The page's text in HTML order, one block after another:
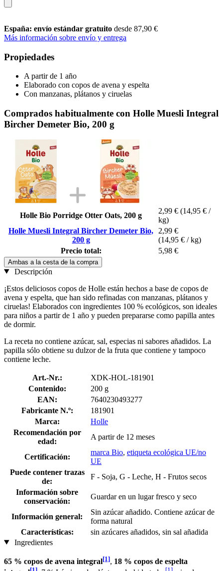
España: envío estándar gratuito desde 87,90 €
Más información sobre envío y entrega
Propiedades
A partir de 1 año
Elaborado con copos de avena y espelta
Con manzanas, plátanos y ciruelas
Comprados habitualmente con Holle Muesli Integral
Bircher Demeter Bio, 200 g
Holle Bio Porridge Otter Oats, 200 g
2,99 € (14,95 € /
kg)
Holle Muesli Integral Bircher Demeter Bio,
200 g
2,99 €
(14,95 € / kg)
Precio total:
5,98 €
Ambas a la cesta de la compra
Descripción
¡Estos deliciosos copos de Holle están hechos a base de copos de
avena y espelta, que han sido refinadas con manzanas, plátanos y
ciruelas! Elaborados con ingredientes 100 % ecológicos, son ideales
para niños a partir de 1 año y pueden prepararse como papilla antes
de dormir.
La receta no contiene azúcar, sal, especias ni sabores añadidos. La
papilla sólo obtiene su dulzor de la fruta que contiene y tampoco
contiene leche.
Art.-Nr.:
XDK-HOL-181901
Contenido:
200 g
EAN:
7640230493277
Fabricante N.º:
181901
Marca:
Holle
Recomendación por
edad:
A partir de 12 meses
Certificación:
marca Bio, etiqueta ecológica UE/no
UE
Puede contener trazas
de:
F - Soja, G - Leche, H - Frutos secos
Información sobre
conservación:
Guardar en un lugar fresco y seco
Información general:
Sin azúcar añadido. Contiene azúcar de
forma natural
Características:
sin azúcares añadidos, sin sal añadida
Ingredientes
65 % copos de avena integral[1], 18 % copos de espelta